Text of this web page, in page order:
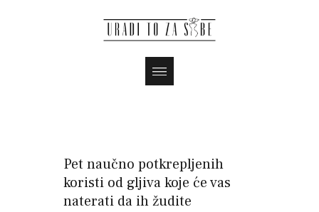
Pet naučno potkrepljenih
koristi od gljiva koje će vas
naterati da ih žudite